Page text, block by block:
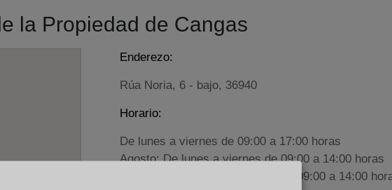
la Propiedad de Cangas
Enderezo:
Rúa Noria, 6 - bajo, 36940
Horario:
De lunes a viernes de 09:00 a 17:00 horas
Agosto: De lunes a viernes de 09:00 a 14:00 horas
Los días 24 y 31 de diciembre de 09:00 a 14:00